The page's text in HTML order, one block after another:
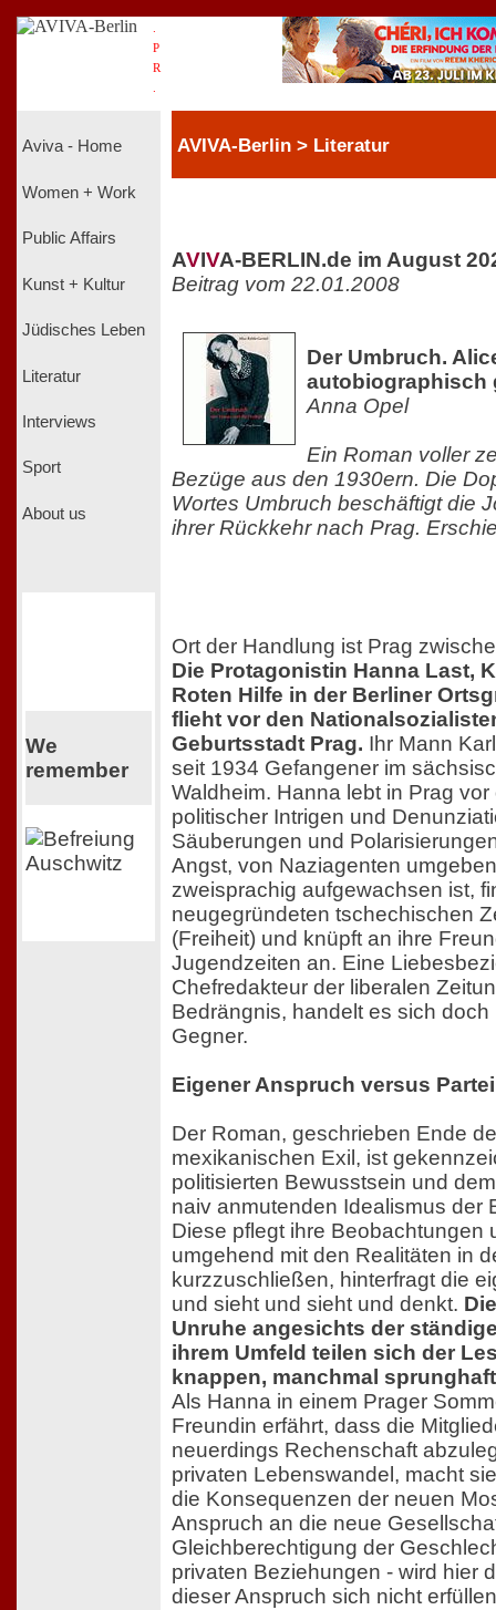
P
R
Aviva - Home
Women + Work
Public Affairs
Kunst + Kultur
Jüdisches Leben
Literatur
Interviews
Sport
About us
We
remember
AVIVA-Berlin > Literatur
AVIVA-BERLIN.de im August
Beitrag vom 22.01.2008
Der Umbruch.
autobiographisch
Anna Opel
Ein Roman voller
Bezüge aus den 1930ern. Die
Wortes Umbruch beschäftigt die
ihrer Rückkehr nach Prag.
Ort der Handlung ist Prag
Die Protagonistin Hanna Last,
Roten Hilfe in der Berliner
flieht vor den
Geburtsstadt Prag. Ihr Mann
seit 1934 Gefangener im
Waldheim. Hanna lebt in Prag
politischer Intrigen und
Säuberungen und
Angst, von Naziagenten
zweisprachig aufgewachsen ist,
neugegründeten tschechischen
(Freiheit) und knüpft an ihre
Jugendzeiten an. Eine
Chefredakteur der liberalen
Bedrängnis, handelt es sich
Gegner.
Eigener Anspruch versus
Der Roman, geschrieben Ende
mexikanischen Exil, ist
politisierten Bewusstsein und
naiv anmutenden Idealismus der
Diese pflegt ihre Beobachtungen
umgehend mit den Realitäten in
kurzzuschließen, hinterfragt die
und sieht und sieht und denkt.
Unruhe angesichts der
ihrem Umfeld teilen sich der
knappen, manchmal
Als Hanna in einem Prager
Freundin erfährt, dass die
neuerdings Rechenschaft
privaten Lebenswandel, macht
die Konsequenzen der neuen
Anspruch an die neue
Gleichberechtigung der
privaten Beziehungen - wird hier
dieser Anspruch sich nicht